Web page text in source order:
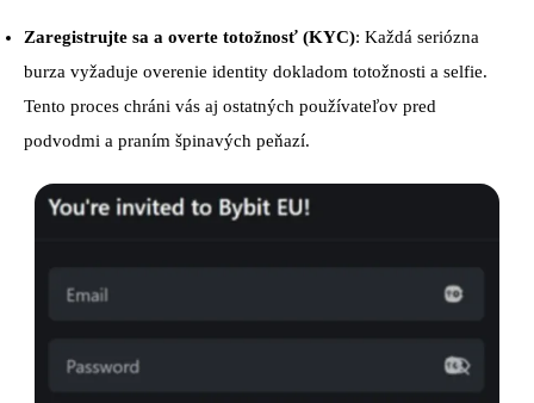
Zaregistrujte sa a overte totožnosť (KYC): Každá seriózna
burza vyžaduje overenie identity dokladom totožnosti a selfie.
Tento proces chráni vás aj ostatných používateľov pred
podvodmi a praním špinavých peňazí.